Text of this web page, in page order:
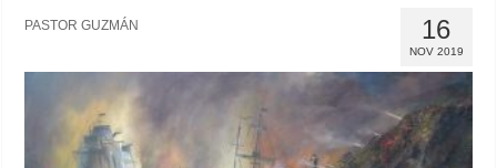
16
NOV 2019
PASTOR GUZMÁN